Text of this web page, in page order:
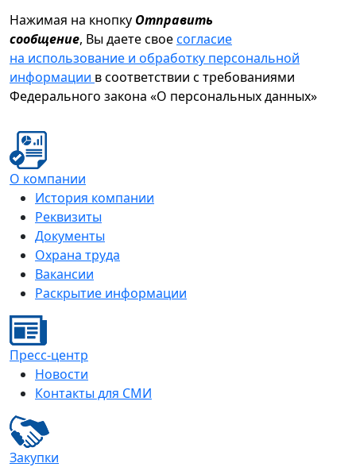
Нажимая на кнопку Отправить
сообщение, Вы даете своесогласие
на использование и обработку персональной
информации в соответствии с требованиями
Федерального закона «О персональных данных»
О компании
История компании
Реквизиты
Документы
Охрана труда
Вакансии
Раскрытие информации
Пресс-центр
Новости
Контакты для СМИ
Закупки